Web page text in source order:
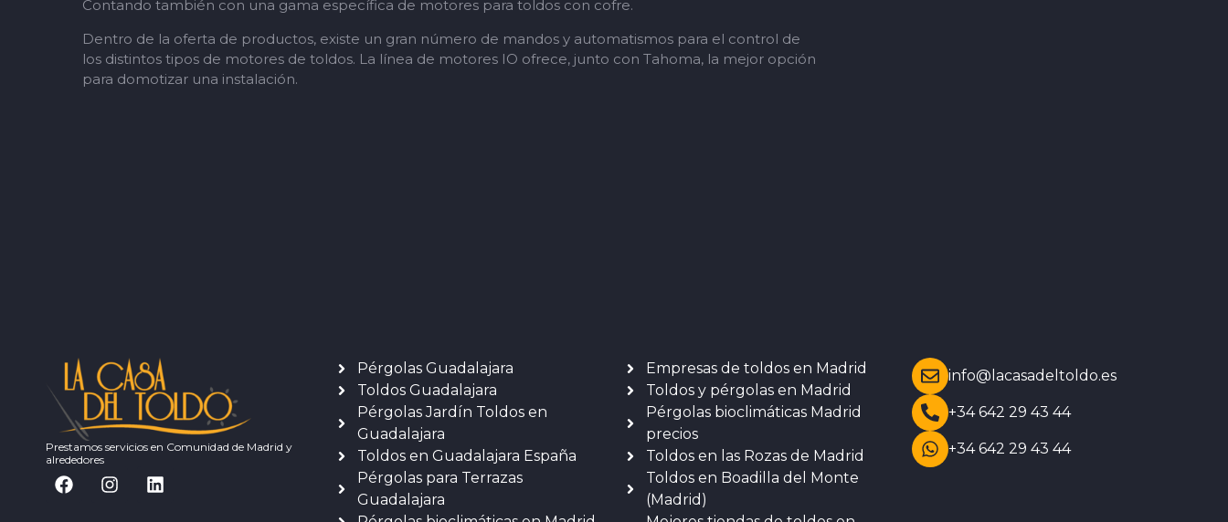
Contando también con una gama específica de motores para toldos con cofre.
Dentro de la oferta de productos, existe un gran número de mandos y automatismos para el control de
los distintos tipos de motores de toldos. La línea de motores IO ofrece, junto con Tahoma, la mejor opción
para domotizar una instalación.
Prestamos servicios en Comunidad de Madrid y
alrededores
Pérgolas Guadalajara
Toldos Guadalajara
Pérgolas Jardín Toldos en
Guadalajara
Toldos en Guadalajara España
Pérgolas para Terrazas
Guadalajara
Empresas de toldos en Madrid
Toldos y pérgolas en Madrid
Pérgolas bioclimáticas Madrid
precios
Toldos en las Rozas de Madrid
Toldos en Boadilla del Monte
(Madrid)
info@lacasadeltoldo.es
+34 642 29 43 44
+34 642 29 43 44